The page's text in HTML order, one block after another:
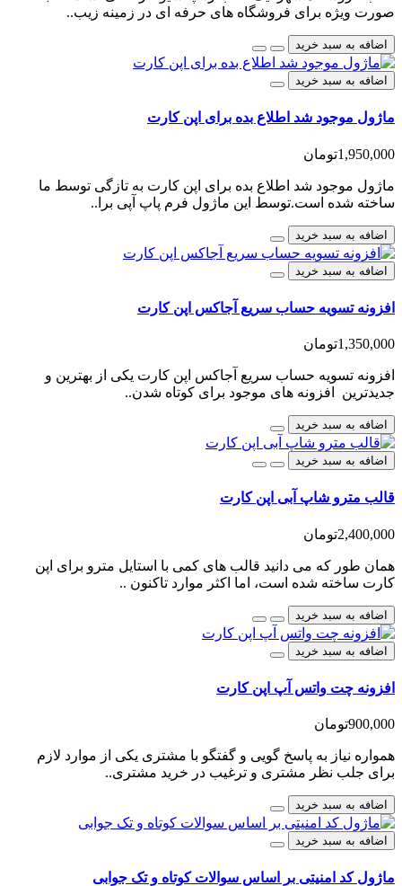
صورت ویژه برای فروشگاه های حرفه ای در زمینه زیب..
اضافه به سبد خرید
اضافه به سبد خرید
ماژول موجود شد اطلاع بده برای اپن کارت
1,950,000تومان
ماژول موجود شد اطلاع بده برای اپن کارت به تازگی توسط ما
ساخته شده است.توسط این ماژول فرم پاپ آپی برا..
اضافه به سبد خرید
اضافه به سبد خرید
افزونه تسویه حساب سریع آجاکس اپن کارت
1,350,000تومان
افزونه تسویه حساب سریع آجاکس اپن کارت یکی از بهترین و
جدیدترین افزونه های موجود برای کوتاه شدن..
اضافه به سبد خرید
اضافه به سبد خرید
قالب مترو شاپ آبی اپن کارت
2,400,000تومان
همان طور که می دانید قالب های کمی با استایل مترو برای اپن
کارت ساخته شده است، اما اکثر موارد تاکنون ..
اضافه به سبد خرید
اضافه به سبد خرید
افزونه چت واتس آپ اپن کارت
900,000تومان
همواره نیاز به پاسخ گویی و گفتگو با مشتری یکی از موارد لازم
برای جلب نظر مشتری و ترغیب در خرید مشتری..
اضافه به سبد خرید
اضافه به سبد خرید
ماژول کد امنیتی بر اساس سوالات کوتاه و تک جوابی